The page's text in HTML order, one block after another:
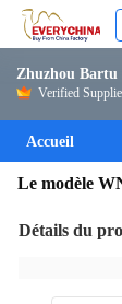
Zhuzhou Bartu
Verified
Accueil
Le modèle
Détails du